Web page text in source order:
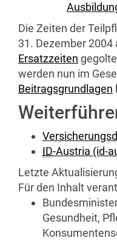
Die Zeiten der
31. Dezember
Ersatzzeiten
werden nun im
Beitragsgrundlagen
ID-Austria (id-
Letzte
Für den Inhalt
Gesundheit,